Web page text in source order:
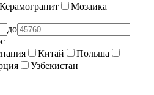
Керамогранит
Мозаика
до
Китай
Польша
Узбекистан